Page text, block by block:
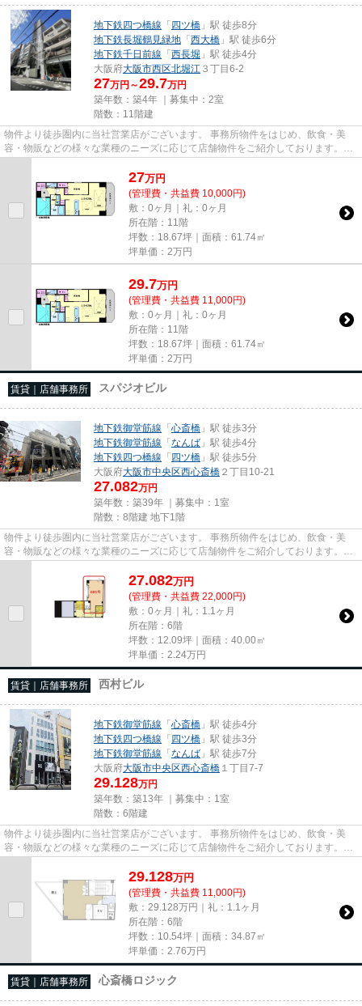
地下鉄四つ橋線 「四ツ橋 」駅 徒歩8分
地下鉄長堀鶴見緑地 「西大橋 」駅 徒歩6分
地下鉄千日前線 「西長堀 」駅 徒歩4分
大阪府大阪市西区北堀江 ３丁目6-2
27万円～29.7万円
築年数：築4年 ｜募集中： 2室
階数：11階建
物件より徒歩圏内に当社営業店がございます。 事務所物件をはじめ、飲食・美
容・物販などの様々な業種のニーズに応じて店舗物件をご紹介しております。
尚、弊社ではおとり広告は一切...
27万円
(管理費・共益費 10,000円)
敷：0ヶ月｜礼：0ヶ月
所在階：11階
坪数：18.67坪｜面積：61.74㎡
坪単価： 2万円
29.7万円
(管理費・共益費 11,000円)
敷：0ヶ月｜礼：0ヶ月
所在階：11階
坪数：18.67坪｜面積：61.74㎡
坪単価： 2万円
賃貸｜店舗事務所 スパジオビル
地下鉄御堂筋線 「心斎橋 」駅 徒歩3分
地下鉄御堂筋線 「なんば 」駅 徒歩4分
地下鉄四つ橋線 「四ツ橋 」駅 徒歩5分
大阪府大阪市中央区西心斎橋 ２丁目10-21
27.082万円
築年数：築39年 ｜募集中： 1室
階数：8階建 地下1階
物件より徒歩圏内に当社営業店がございます。 事務所物件をはじめ、飲食・美
容・物販などの様々な業種のニーズに応じて店舗物件をご紹介しております。
尚、弊社ではおとり広告は一切...
27.082万円
(管理費・共益費 22,000円)
敷：0ヶ月｜礼：1.1ヶ月
所在階：6階
坪数：12.09坪｜面積：40.00㎡
坪単価： 2.24万円
賃貸｜店舗事務所 西村ビル
地下鉄御堂筋線 「心斎橋 」駅 徒歩4分
地下鉄四つ橋線 「四ツ橋 」駅 徒歩3分
地下鉄御堂筋線 「なんば 」駅 徒歩7分
大阪府大阪市中央区西心斎橋 １丁目7-7
29.128万円
築年数：築13年 ｜募集中： 1室
階数：6階建
物件より徒歩圏内に当社営業店がございます。 事務所物件をはじめ、飲食・美
容・物販などの様々な業種のニーズに応じて店舗物件をご紹介しております。
尚、弊社ではおとり広告は一切...
29.128万円
(管理費・共益費 11,000円)
敷：29.128万円｜礼：1.1ヶ月
所在階：6階
坪数：10.54坪｜面積：34.87㎡
坪単価： 2.76万円
賃貸｜店舗事務所 心斎橋ロジック